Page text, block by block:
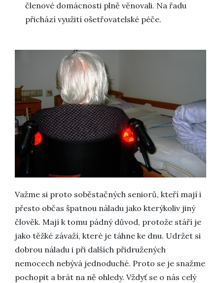
členové domácnosti plně věnovali. Na řadu
přichází využití ošetřovatelské péče.
Važme si proto soběstačných seniorů, kteří mají i
přesto občas špatnou náladu jako kterýkoliv jiný
člověk. Mají k tomu pádný důvod, protože stáří je
jako těžké závaží, které je táhne ke dnu. Udržet si
dobrou náladu i při dalších přidružených
nemocech nebývá jednoduché. Proto se je snažme
pochopit a brát na ně ohledy. Vždyť se o nás celý